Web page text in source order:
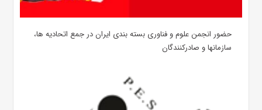
حضور انجمن علوم و فناوری بسته بندی ایران در جمع اتحادیه ها،
سازمانها و صادرکنندگان